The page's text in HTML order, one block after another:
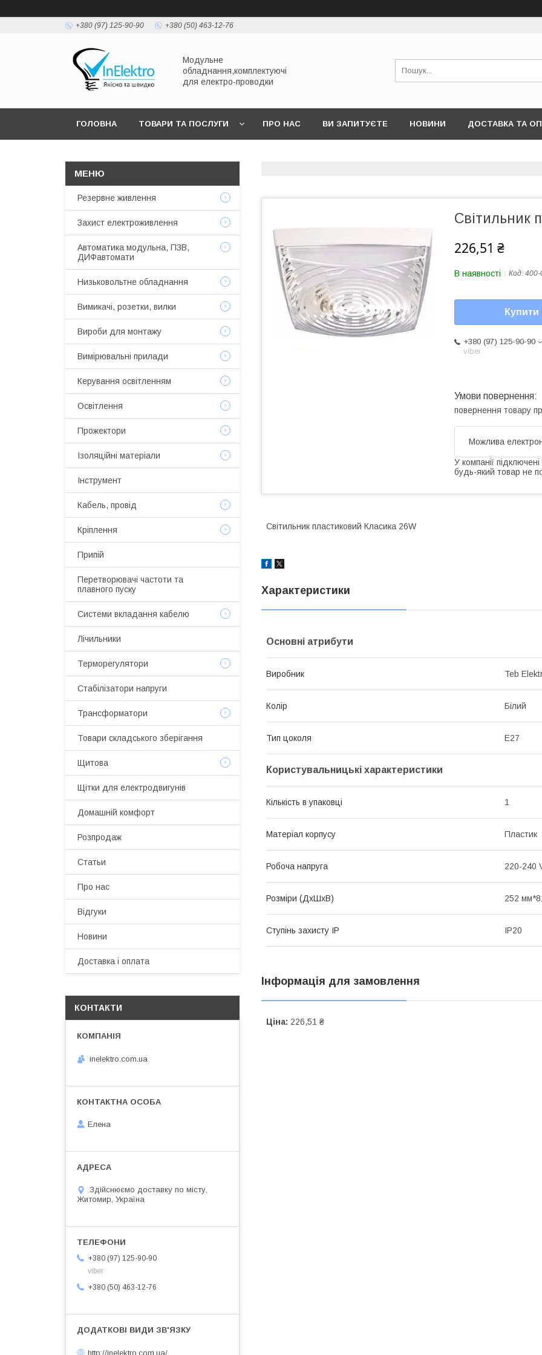
+380 (97) 125-90-90 +380 (50) 463-12-76
Модульне
обладнання,комплектуючі
для електро-проводки
ГОЛОВНА ТОВАРИ ТА ПОСЛУГИ ПРО НАС ВИ ЗАПИТУЄТЕ НОВИНИ ДОСТАВКА ТА
Світильник
226,51 ₴
В наявності Код: 400-
Купити
+380 (97) 125-90-90
viber
повернення товару
У компанії
будь-який товар не
Світильник пластиковий Класика 26W
Характеристики
Основні атрибути
Виробник Teb
Колір Білий
Тип цоколя E27
Користувальницькі характеристики
Кількість в упаковці 1
Матеріал корпусу Пластик
Робоча напруга 220-240
Розміри (ДхШхВ) 252
Ступінь захисту IP IP20
Інформація для замовлення
Ціна: 226,51 ₴
Резервне живлення
Захист електроживлення
Автоматика модульна, ПЗВ,
ДИФавтомати
Низьковольтне обладнання
Вимикачі, розетки, вилки
Вироби для монтажу
Вимірювальні прилади
Керування освітленням
Освітлення
Прожектори
Ізоляційні матеріали
Інструмент
Кабель, провід
Кріплення
Припій
Перетворювачі частоти та
плавного пуску
Системи вкладання кабелю
Лічильники
Терморегулятори
Стабілізатори напруги
Трансформатори
Товари складського зберігання
Щитова
Щітки для електродвигунів
Домашній комфорт
Розпродаж
Статьи
Про нас
Відгуки
Новини
Доставка і оплата
КОНТАКТИ
inelektro.com.ua
Елена
Здійснюємо доставку по місту,
Житомир, Україна
+380 (97) 125-90-90
viber
+380 (50) 463-12-76
http://inelektro.com.ua/